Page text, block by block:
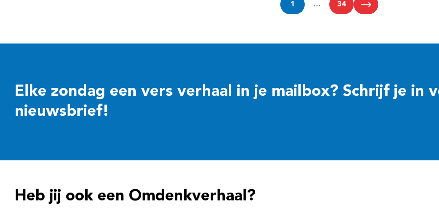
1 … 34
Elke zondag een vers verhaal in je mailbox? Schrijf je in
nieuwsbrief!
Heb jij ook een Omdenkverhaal?